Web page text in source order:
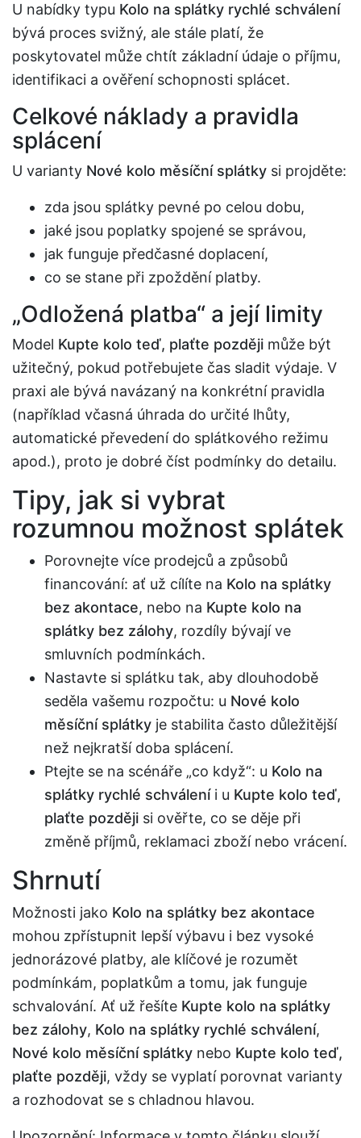
U nabídky typu Kolo na splátky rychlé schválení
bývá proces svižný, ale stále platí, že
poskytovatel může chtít základní údaje o příjmu,
identifikaci a ověření schopnosti splácet.
Celkové náklady a pravidla
splácení
U varianty Nové kolo měsíční splátky si projděte:
zda jsou splátky pevné po celou dobu,
jaké jsou poplatky spojené se správou,
jak funguje předčasné doplacení,
co se stane při zpoždění platby.
„Odložená platba“ a její limity
Model Kupte kolo teď, plaťte později může být
užitečný, pokud potřebujete čas sladit výdaje. V
praxi ale bývá navázaný na konkrétní pravidla
(například včasná úhrada do určité lhůty,
automatické převedení do splátkového režimu
apod.), proto je dobré číst podmínky do detailu.
Tipy, jak si vybrat
rozumnou možnost splátek
Porovnejte více prodejců a způsobů
financování: ať už cílíte na Kolo na splátky
bez akontace, nebo na Kupte kolo na
splátky bez zálohy, rozdíly bývají ve
smluvních podmínkách.
Nastavte si splátku tak, aby dlouhodobě
seděla vašemu rozpočtu: u Nové kolo
měsíční splátky je stabilita často důležitější
než nejkratší doba splácení.
Ptejte se na scénáře „co když“: u Kolo na
splátky rychlé schváleníi u Kupte kolo teď,
plaťte později si ověřte, co se děje při
změně příjmů, reklamaci zboží nebo vrácení.
Shrnutí
Možnosti jako Kolo na splátky bez akontace
mohou zpřístupnit lepší výbavu i bez vysoké
jednorázové platby, ale klíčové je rozumět
podmínkám, poplatkům a tomu, jak funguje
schvalování. Ať už řešíte Kupte kolo na splátky
bez zálohy, Kolo na splátky rychlé schválení,
Nové kolo měsíční splátky nebo Kupte kolo teď,
plaťte později, vždy se vyplatí porovnat varianty
a rozhodovat se s chladnou hlavou.